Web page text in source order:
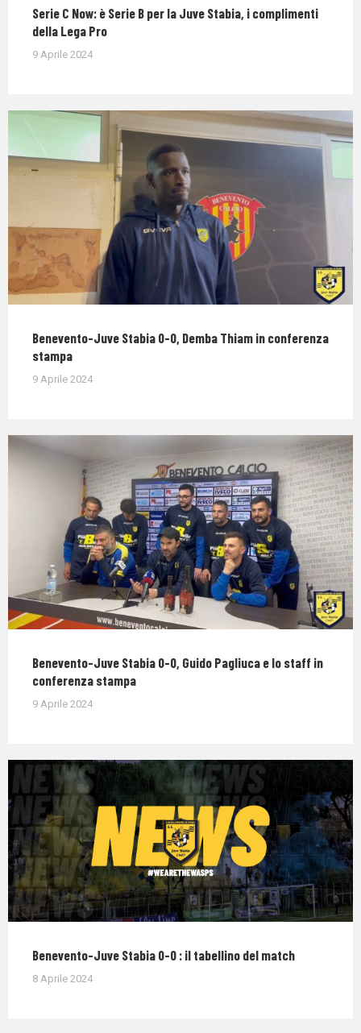
Serie C Now: è Serie B per la Juve Stabia, i complimenti
della Lega Pro
9 Aprile 2024
Benevento-Juve Stabia 0-0, Demba Thiam in conferenza
stampa
9 Aprile 2024
Benevento-Juve Stabia 0-0, Guido Pagliuca e lo staff in
conferenza stampa
9 Aprile 2024
Benevento-Juve Stabia 0-0 : il tabellino del match
8 Aprile 2024